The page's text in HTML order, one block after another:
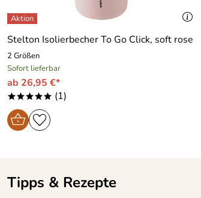
Stelton Isolierbecher To Go Click, soft rose
2 Größen
Sofort lieferbar
ab 26,95 €*
***** (1)
Tipps & Rezepte